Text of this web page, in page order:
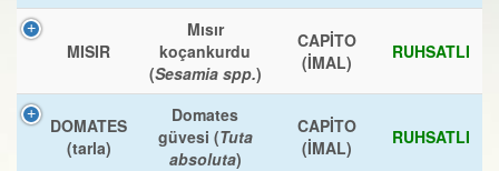
MISIR
Mısır
koçankurdu
(Sesamia spp.)
CAPİTO
(İMAL)
RUHSATLI
DOMATES
(tarla)
Domates
güvesi (Tuta
absoluta)
CAPİTO
(İMAL)
RUHSATLI